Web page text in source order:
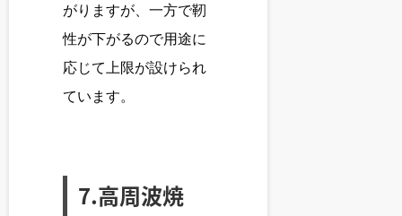
がりますが、一方で靭
性が下がるので用途に
応じて上限が設けられ
ています。
7.高周波焼